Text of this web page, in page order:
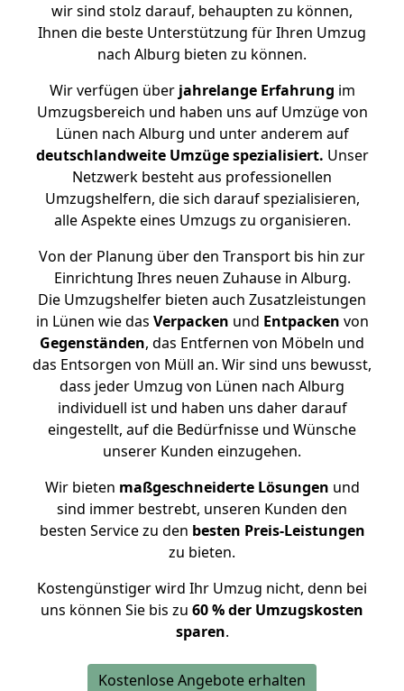
wir sind stolz darauf, behaupten zu können,
Ihnen die beste Unterstützung für Ihren Umzug
nach Alburg bieten zu können.
Wir verfügen überjahrelange Erfahrung im
Umzugsbereich und haben uns auf Umzüge von
Lünen nach Alburg und unter anderem auf
deutschlandweite Umzüge spezialisiert. Unser
Netzwerk besteht aus professionellen
Umzugshelfern, die sich darauf spezialisieren,
alle Aspekte eines Umzugs zu organisieren.
Von der Planung über den Transport bis hin zur
Einrichtung Ihres neuen Zuhause in Alburg.
Die Umzugshelfer bieten auch Zusatzleistungen
in Lünen wie das Verpacken und Entpacken von
Gegenständen, das Entfernen von Möbeln und
das Entsorgen von Müll an. Wir sind uns bewusst,
dass jeder Umzug von Lünen nach Alburg
individuell ist und haben uns daher darauf
eingestellt, auf die Bedürfnisse und Wünsche
unserer Kunden einzugehen.
Wir bieten maßgeschneiderte Lösungen und
sind immer bestrebt, unseren Kunden den
besten Service zu den besten Preis-Leistungen
zu bieten.
Kostengünstiger wird Ihr Umzug nicht, denn bei
uns können Sie bis zu 60 % der Umzugskosten
sparen.
Kostenlose Angebote erhalten